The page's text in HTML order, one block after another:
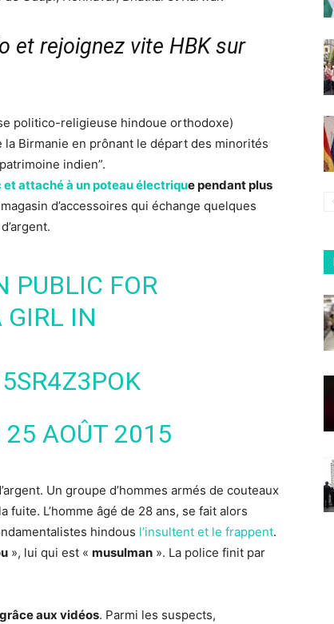
et rejoignez vite HBK sur
politico-religieuse hindoue orthodoxe)
la Birmanie en prônant le départ des minorités
indien”.
et attaché à un poteau électrique pendant plus
d’accessoires qui échange quelques
PUBLIC FOR
IN
25 AOÛT 2015
Un groupe d’hommes armés de couteaux
L’homme âgé de 28 ans, se fait alors
hindous l’insultent et le frappent.
», lui qui est « musulman ». La police finit par
aux vidéos. Parmi les suspects,